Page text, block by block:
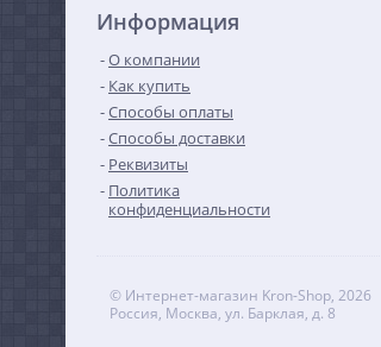
Информация
О компании
Как купить
Способы оплаты
Способы доставки
Реквизиты
Политика
конфиденциальности
© Интернет-магазин Kron-Shop, 2026
Россия, Москва, ул. Барклая, д. 8